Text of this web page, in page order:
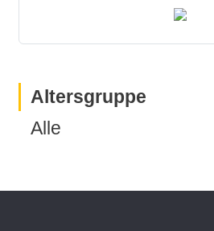
Altersgruppe
Alle